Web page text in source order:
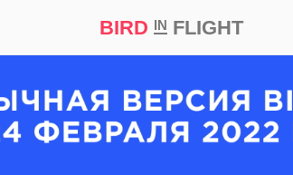
BIRD INFLIGHT